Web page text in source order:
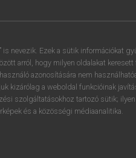
nevezik. Ezek a sütik információkat
arról, hogy milyen oldalakat keresett
azonosítására nem
kizárólag a weboldal funkcióinak
szolgáltatásokhoz tartozó sütik;
és a közösségi médiaanalitika.
6 7 8 9
t z u i
h j k l é
b n m , .